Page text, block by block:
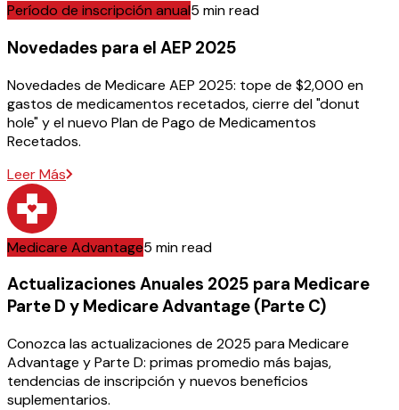
Período de inscripción anual5 min read
Novedades para el AEP 2025
Novedades de Medicare AEP 2025: tope de $2,000 en
gastos de medicamentos recetados, cierre del "donut
hole" y el nuevo Plan de Pago de Medicamentos
Recetados.
Leer Más
Medicare Advantage5 min read
Actualizaciones Anuales 2025 para Medicare
Parte D y Medicare Advantage (Parte C)
Conozca las actualizaciones de 2025 para Medicare
Advantage y Parte D: primas promedio más bajas,
tendencias de inscripción y nuevos beneficios
suplementarios.